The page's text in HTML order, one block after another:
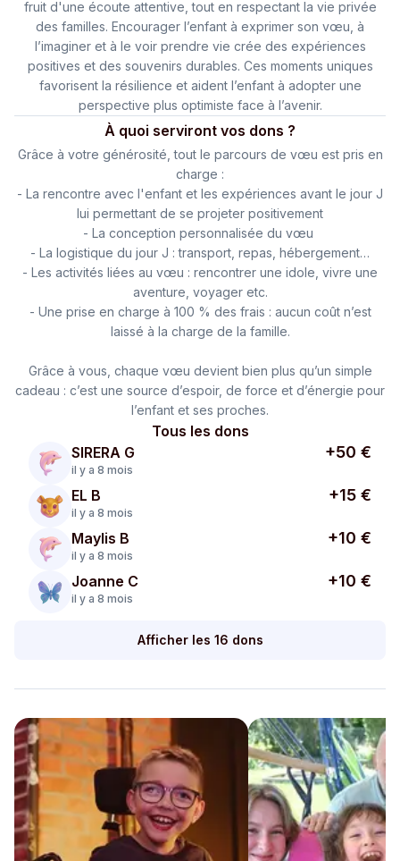
fruit d'une écoute attentive, tout en respectant la vie privée
des familles. Encourager l’enfant à exprimer son vœu, à
l’imaginer et à le voir prendre vie crée des expériences
positives et des souvenirs durables. Ces moments uniques
favorisent la résilience et aident l’enfant à adopter une
perspective plus optimiste face à l’avenir.
À quoi serviront vos dons ?
Grâce à votre générosité, tout le parcours de vœu est pris en
charge :
- La rencontre avec l'enfant et les expériences avant le jour J
lui permettant de se projeter positivement
- La conception personnalisée du vœu
- La logistique du jour J : transport, repas, hébergement…
- Les activités liées au vœu : rencontrer une idole, vivre une
aventure, voyager etc.
- Une prise en charge à 100 % des frais : aucun coût n’est
laissé à la charge de la famille.
Grâce à vous, chaque vœu devient bien plus qu’un simple
cadeau : c’est une source d’espoir, de force et d’énergie pour
l’enfant et ses proches.
Tous les dons
SIRERA G
il y a 8 mois
+50 €
EL B
il y a 8 mois
+15 €
Maylis B
il y a 8 mois
+10 €
Joanne C
il y a 8 mois
+10 €
Afficher les 16 dons